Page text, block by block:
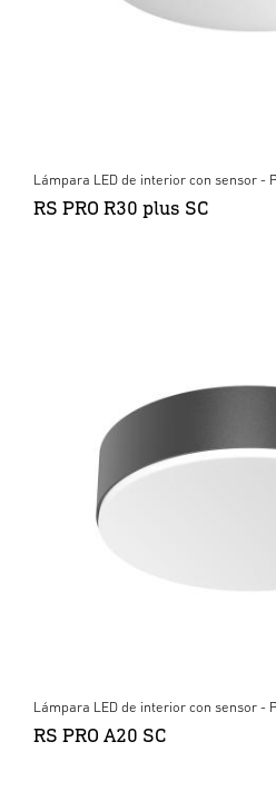
Lámpara LED de interior con sensor -
RS PRO R30 plus SC
Lámpara LED de interior con sensor -
RS PRO A20 SC